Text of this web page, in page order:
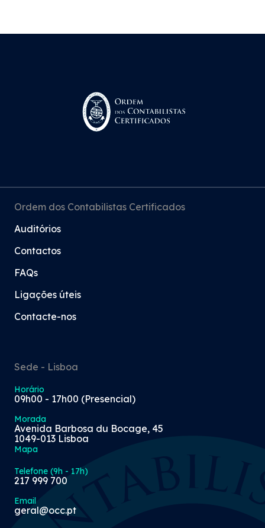
Ordem dos Contabilistas Certificados
Auditórios
Contactos
FAQs
Ligações úteis
Contacte-nos
Sede - Lisboa
Horário
09h00 - 17h00 (Presencial)
Morada
Avenida Barbosa du Bocage, 45
1049-013 Lisboa
Mapa
Telefone (9h - 17h)
217 999 700
Email
geral@occ.pt